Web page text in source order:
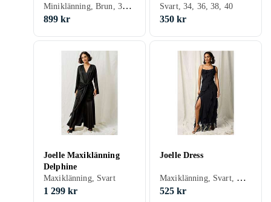
Miniklänning, Brun, 38, 40, 42, 44
899 kr
Svart, 34, 36, 38, 40
350 kr
Joelle Maxiklänning
Delphine
Maxiklänning, Svart
1 299 kr
Joelle Dress
Maxiklänning, Svart, Rosa, 34, 36
525 kr